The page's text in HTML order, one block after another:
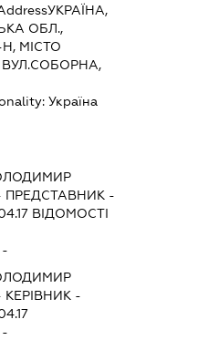
УКРАЇНА,
ОБЛ.,
МІСТО
ВУЛ.СОБОРНА,
Україна
ПРЕДСТАВНИК -
ВІДОМОСТІ
-
КЕРІВНИК -
-